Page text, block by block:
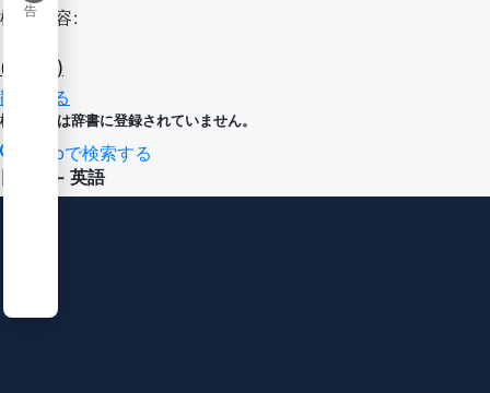
告
検索内容:
(polite)
翻訳する
検索内容は辞書に登録されていません。
Webで検索する
日本語 - 英語